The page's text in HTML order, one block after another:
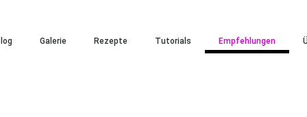
Galerie Rezepte Tutorials Empfehlungen